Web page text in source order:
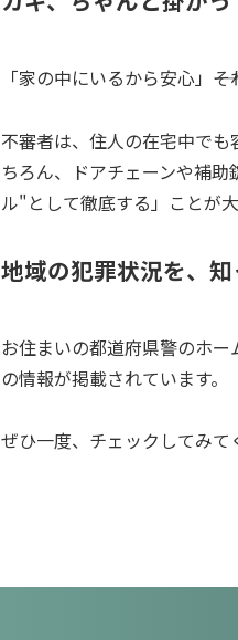
「家の中にいるから安心」――
不審者は、住人の在宅中で
ちろん、ドアチェーンや補
ル"として徹底する」ことが大
地域の犯罪状況を、
お住まいの都道府県警のホ
の情報が掲載されています。
ぜひ一度、チェックしてみて